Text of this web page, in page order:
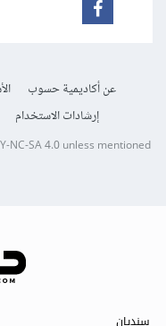
عن أكاديمية حسوب
إرشادات الاستخدام
NC-SA 4.0unless mentioned